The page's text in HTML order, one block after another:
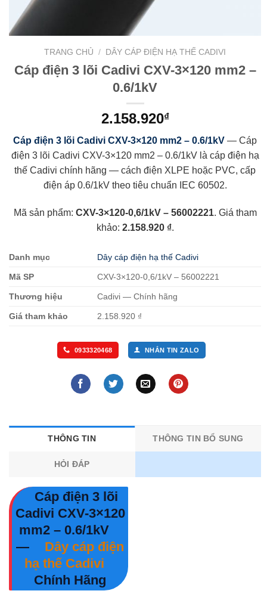
TRANG CHỦ / DÂY CÁP ĐIỆN HẠ THẾ CADIVI
Cáp điện 3 lõi Cadivi CXV-3×120 mm2 –
0.6/1kV
2.158.920₫
Cáp điện 3 lõi Cadivi CXV-3×120 mm2 – 0.6/1kV — Cáp
điện 3 lõi Cadivi CXV-3×120 mm2 – 0.6/1kV là cáp điện hạ
thế Cadivi chính hãng — cách điện XLPE hoặc PVC, cấp
điện áp 0.6/1kV theo tiêu chuẩn IEC 60502.
Mã sản phẩm: CXV-3×120-0,6/1kV – 56002221. Giá tham
khảo: 2.158.920 ₫.
Danh mục Dây cáp điện hạ thế Cadivi
Mã SP CXV-3×120-0,6/1kV – 56002221
Thương hiệu Cadivi — Chính hãng
Giá tham khảo 2.158.920 ₫
0933320468 NHẮN TIN ZALO
THÔNG TIN THÔNG TIN BỔ SUNG
HỎI ĐÁP
Cáp điện 3 lõi
Cadivi CXV-3×120
mm2 – 0.6/1kV
—
Dây cáp điện
hạ thế Cadivi
Chính Hãng